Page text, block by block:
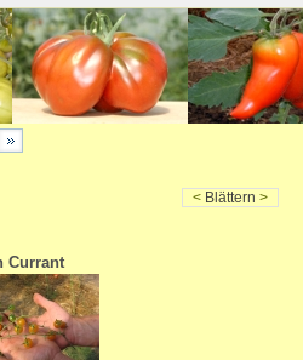
Currant
< Blättern >